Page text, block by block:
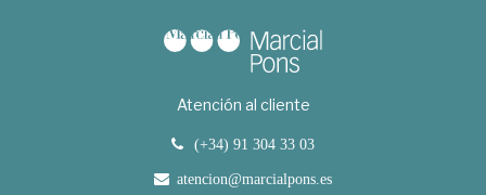
Atención al cliente
(+34) 91 304 33 03
atencion@marcialpons.es